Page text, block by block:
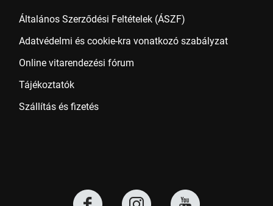
Általános Szerződési Feltételek (ÁSZF)
Adatvédelmi és cookie-kra vonatkozó szabályzat
Online vitarendezési fórum
Tájékoztatók
Szállítás és fizetés